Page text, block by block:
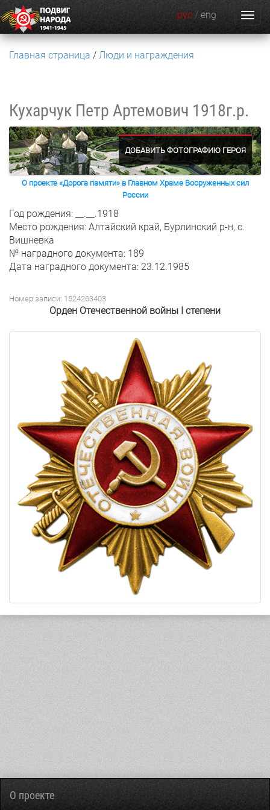
рус / eng
Главная страница Люди и награждения
Кухарчук Петр Артемович 1918г.р.
ДОБАВИТЬ ФОТОГРАФИЮ ГЕРОЯ
О проекте «Дорога памяти» в Главном Храме Вооруженных сил
России
Год рождения: __.__.1918
Место рождения: Алтайский край, Бурлинский р-н, с.
Вишневка
№ наградного документа: 189
Дата наградного документа: 23.12.1985
Номер записи: 1524263403
Орден Отечественной войны I степени
О проекте